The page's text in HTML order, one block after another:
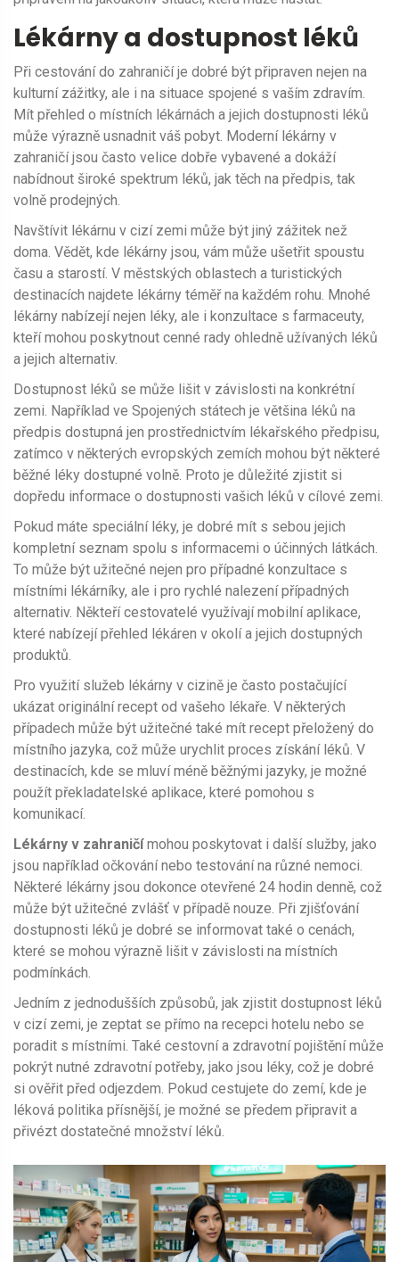
Lékárny a dostupnost léků
Při cestování do zahraničí je dobré být připraven nejen na
kulturní zážitky, ale i na situace spojené s vaším zdravím.
Mít přehled o místních lékárnách a jejich dostupnosti léků
může výrazně usnadnit váš pobyt. Moderní lékárny v
zahraničí jsou často velice dobře vybavené a dokáží
nabídnout široké spektrum léků, jak těch na předpis, tak
volně prodejných.
Navštívit lékárnu v cizí zemi může být jiný zážitek než
doma. Vědět, kde lékárny jsou, vám může ušetřit spoustu
času a starostí. V městských oblastech a turistických
destinacích najdete lékárny téměř na každém rohu. Mnohé
lékárny nabízejí nejen léky, ale i konzultace s farmaceuty,
kteří mohou poskytnout cenné rady ohledně užívaných léků
a jejich alternativ.
Dostupnost léků se může lišit v závislosti na konkrétní
zemi. Například ve Spojených státech je většina léků na
předpis dostupná jen prostřednictvím lékařského předpisu,
zatímco v některých evropských zemích mohou být některé
běžné léky dostupné volně. Proto je důležité zjistit si
dopředu informace o dostupnosti vašich léků v cílové zemi.
Pokud máte speciální léky, je dobré mít s sebou jejich
kompletní seznam spolu s informacemi o účinných látkách.
To může být užitečné nejen pro případné konzultace s
místními lékárníky, ale i pro rychlé nalezení případných
alternativ. Někteří cestovatelé využívají mobilní aplikace,
které nabízejí přehled lékáren v okolí a jejich dostupných
produktů.
Pro využití služeb lékárny v cizině je často postačující
ukázat originální recept od vašeho lékaře. V některých
případech může být užitečné také mít recept přeložený do
místního jazyka, což může urychlit proces získání léků. V
destinacích, kde se mluví méně běžnými jazyky, je možné
použít překladatelské aplikace, které pomohou s
komunikací.
Lékárny v zahraničímohou poskytovat i další služby, jako
jsou například očkování nebo testování na různé nemoci.
Některé lékárny jsou dokonce otevřené 24 hodin denně, což
může být užitečné zvlášť v případě nouze. Při zjišťování
dostupnosti léků je dobré se informovat také o cenách,
které se mohou výrazně lišit v závislosti na místních
podmínkách.
Jedním z jednodušších způsobů, jak zjistit dostupnost léků
v cizí zemi, je zeptat se přímo na recepci hotelu nebo se
poradit s místními. Také cestovní a zdravotní pojištění může
pokrýt nutné zdravotní potřeby, jako jsou léky, což je dobré
si ověřit před odjezdem. Pokud cestujete do zemí, kde je
léková politika přísnější, je možné se předem připravit a
přivézt dostatečné množství léků.